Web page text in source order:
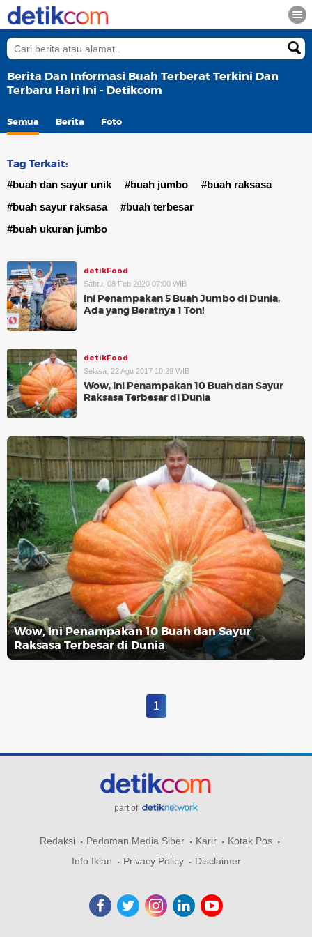
Berita Dan Informasi Buah Terberat Terkini Dan
Terbaru Hari Ini - Detikcom
Semua Berita Foto
Tag Terkait:
#buah dan sayur unik #buah jumbo
#buah raksasa
#buah sayur raksasa
#buah terbesar
#buah ukuran jumbo
detikFood
Sabtu, 08 Feb 2020 07:00 WIB
Ini Penampakan 5 Buah Jumbo di Dunia,
Ada yang Beratnya 1 Ton!
detikFood
Selasa, 22 Agu 2017 10:29 WIB
Wow, Ini Penampakan 10 Buah dan Sayur
Raksasa Terbesar di Dunia
Wow, Ini Penampakan 10 Buah dan Sayur
Raksasa Terbesar di Dunia
1
part of
Redaksi Pedoman Media Siber Karir
Kotak Pos
Info Iklan
Privacy Policy Disclaimer